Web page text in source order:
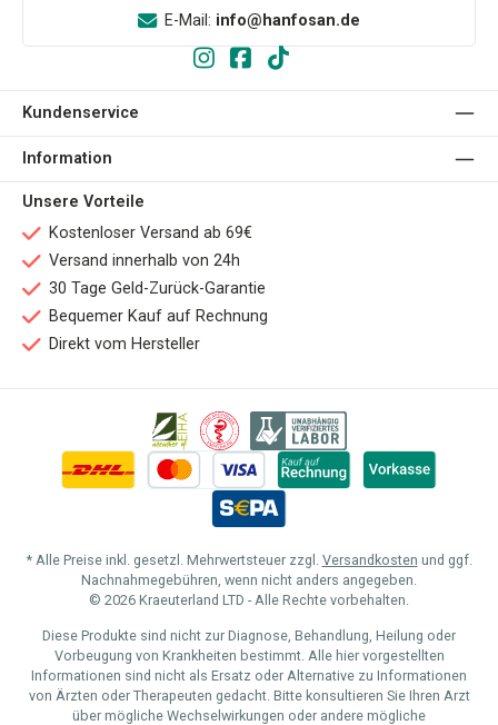
E-Mail: info@hanfosan.de
Kundenservice
Information
Unsere Vorteile
Kostenloser Versand ab 69€
Versand innerhalb von 24h
30 Tage Geld-Zurück-Garantie
Bequemer Kauf auf Rechnung
Direkt vom Hersteller
* Alle Preise inkl. gesetzl. Mehrwertsteuer zzgl. Versandkosten und ggf.
Nachnahmegebühren, wenn nicht anders angegeben.
© 2026 Kraeuterland LTD - Alle Rechte vorbehalten.
Diese Produkte sind nicht zur Diagnose, Behandlung, Heilung oder
Vorbeugung von Krankheiten bestimmt. Alle hier vorgestellten
Informationen sind nicht als Ersatz oder Alternative zu Informationen
von Ärzten oder Therapeuten gedacht. Bitte konsultieren Sie Ihren Arzt
über mögliche Wechselwirkungen oder andere mögliche